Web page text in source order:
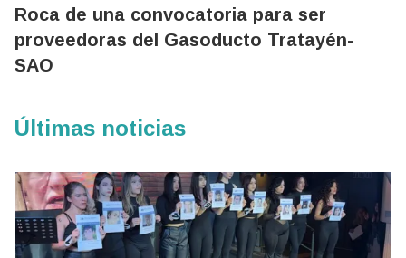
Roca de una convocatoria para ser
proveedoras del Gasoducto Tratayén-
SAO
Últimas noticias